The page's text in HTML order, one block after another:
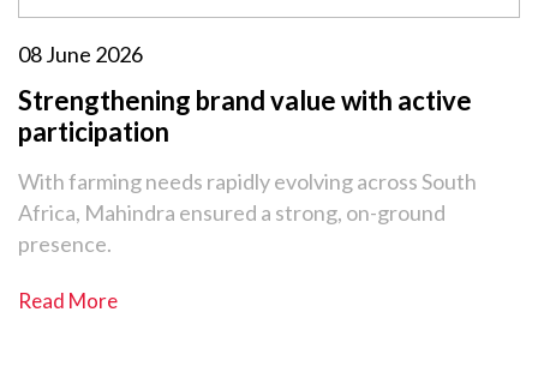
08 June 2026
Strengthening brand value with active
participation
With farming needs rapidly evolving across South
Africa, Mahindra ensured a strong, on-ground
presence.
Read More